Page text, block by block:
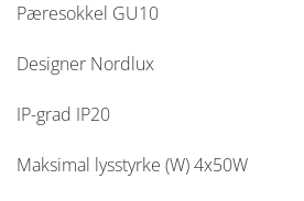
Pæresokkel GU10
Designer Nordlux
IP-grad IP20
Maksimal lysstyrke (W)4x50W